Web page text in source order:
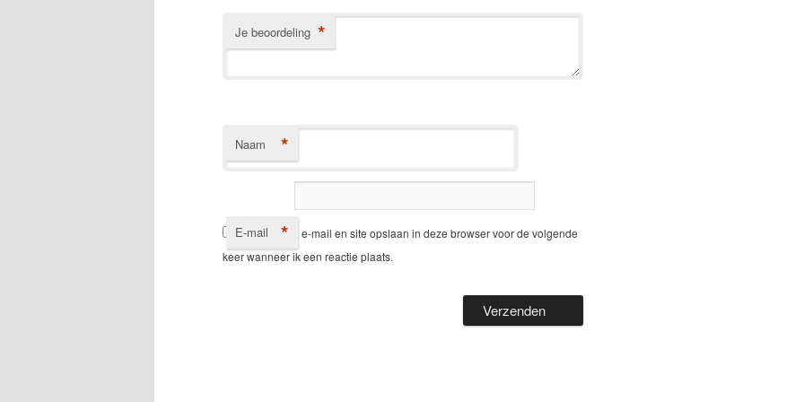
Je beoordeling *
Naam *
E-mail *
Mijn naam, e-mail en site opslaan in deze browser voor de volgende
keer wanneer ik een reactie plaats.